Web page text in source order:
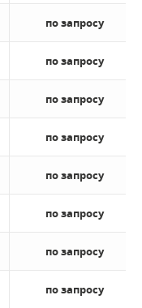
по запросу
по запросу
по запросу
по запросу
по запросу
по запросу
по запросу
по запросу